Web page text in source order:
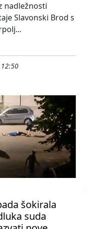
nadležnosti
Slavonski Brod s
šokirala
suda